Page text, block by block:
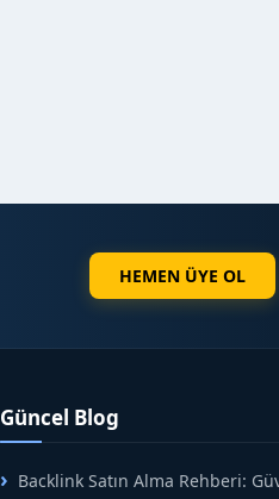
HEMEN ÜYE OL
Güncel Blog
Backlink Satın Alma Rehberi: